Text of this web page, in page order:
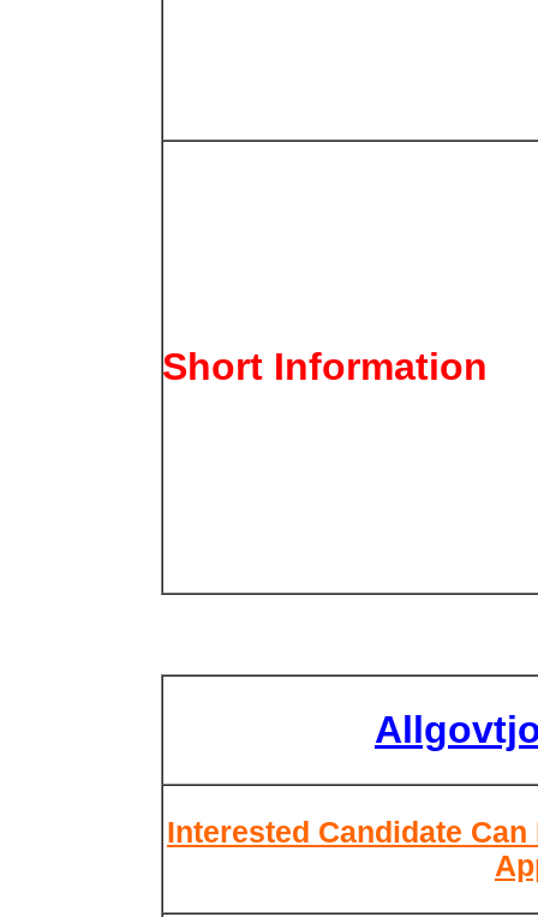
Short Information
Interested Candidate